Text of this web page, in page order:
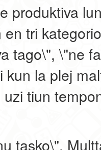
produktiva
tri
tago\", \"ne
kun la plej
tiun
tasko\".